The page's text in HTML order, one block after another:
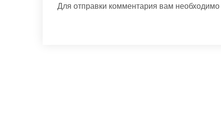
Для отправки комментария вам необходимо